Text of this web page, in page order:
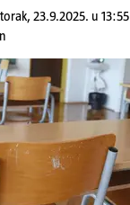
23.9.2025. u 13:55